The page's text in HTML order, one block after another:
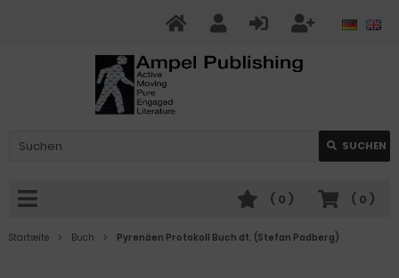
SUCHEN
( 0 )
( 0 )
Startseite Buch Pyrenäen Protokoll Buch dt. (Stefan Padberg)